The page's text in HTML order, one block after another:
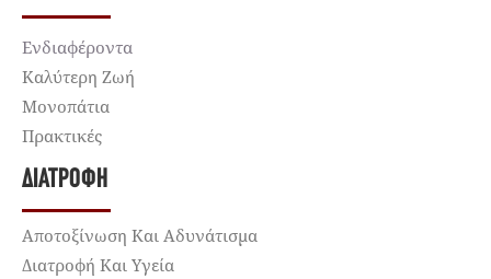
Ενδιαφέροντα
Καλύτερη Ζωή
Μονοπάτια
Πρακτικές
ΔΙΑΤΡΟΦΉ
Αποτοξίνωση Και Αδυνάτισμα
Διατροφή Και Υγεία